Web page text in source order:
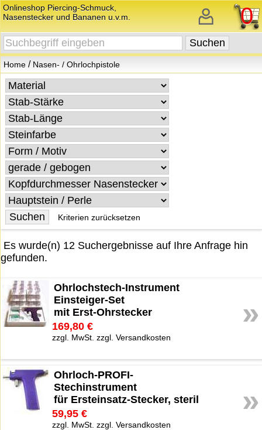
0
Onlineshop Piercing-Schmuck,
Nasenstecker und Bananen u.v.m.
Home / Nasen- / Ohrlochpistole
Kriterien zurücksetzen
Es wurde(n) 12 Suchergebnisse auf Ihre Anfrage hin
gefunden.
»
Ohrlochstech-Instrument
Einsteiger-Set
mit Erst-Ohrstecker
169,80 €
zzgl. MwSt. zzgl. Versandkosten
»
Ohrloch-PROFI-
Stechinstrument
für Ersteinsatz-Stecker, steril
59,95 €
zzgl. MwSt. zzgl. Versandkosten